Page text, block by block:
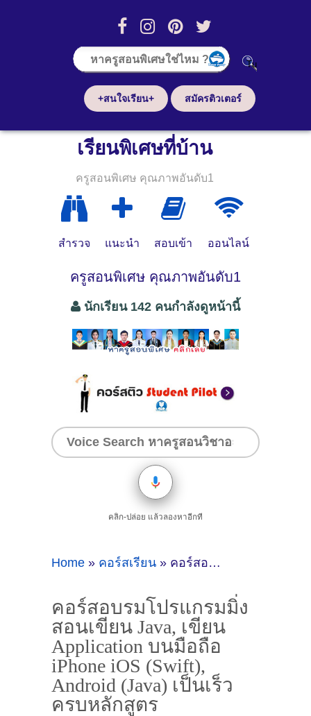
+สนใจเรียน+ สมัครติวเตอร์
เรียนพิเศษที่บ้าน
ครูสอนพิเศษ คุณภาพอันดับ1
สำรวจ แนะนำ สอบเข้า ออนไลน์
ครูสอนพิเศษ คุณภาพอันดับ1
นักเรียน 142 คนกำลังดูหน้านี้
คลิก-ปล่อย แล้วลองหาอีกที
Home » คอร์สเรียน » คอร์สอบรมโปรแกรมมิ่งสอนเขียน Java, เขียน Application บนมือถือ iPhone iOS (Swift), Android (Java) เป็นเร็ว ครบหลักสูตร
คอร์สอบรมโปรแกรมมิ่ง
สอนเขียน Java, เขียน
Application บนมือถือ
iPhone iOS (Swift),
Android (Java) เป็นเร็ว
ครบหลักสูตร